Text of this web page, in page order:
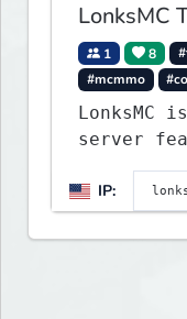
LonksMC
1 8
#mcmmo
LonksMC
server
free
weekly
friendly
economy,
IP: